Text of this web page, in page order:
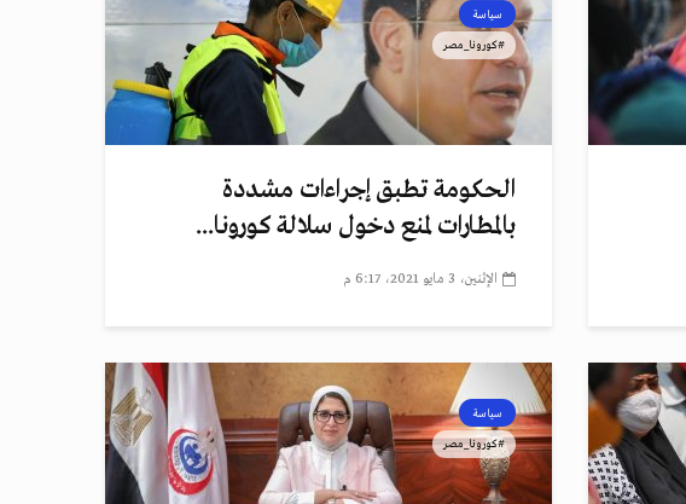
سياسة
#كورونا_مصر
الحكومة تطبق إجراءات مشددة
بالمطارات لمنع دخول سلالة كورونا...
الإثنين، 3 مايو 2021، 6:17 م
سياسة
#كورونا_مصر